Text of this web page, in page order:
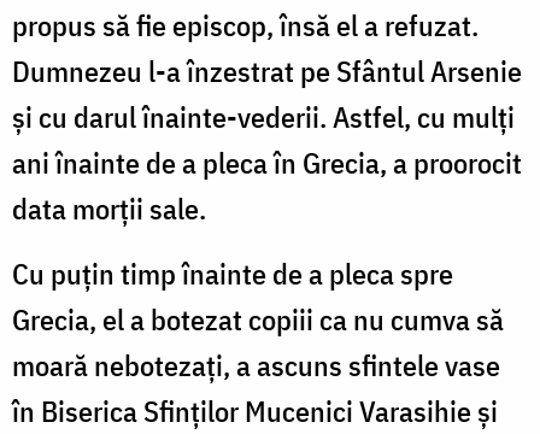
propus să fie episcop, însă el a refuzat.
Dumnezeu l-a înzestrat pe Sfântul Arsenie
şi cu darul înainte-vederii. Astfel, cu mulţi
ani înainte de a pleca în Grecia, a proorocit
data morţii sale.
Cu puţin timp înainte de a pleca spre
Grecia, el a botezat copiii ca nu cumva să
moară nebotezaţi, a ascuns sfintele vase
în Biserica Sfinţilor Mucenici Varasihie şi